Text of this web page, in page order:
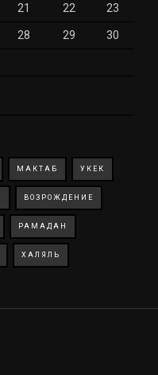
21 22 23
28 29 30
МАКТАБ УКЕК
ВОЗРОЖДЕНИЕ
РАМАДАН
ХАЛЯЛЬ